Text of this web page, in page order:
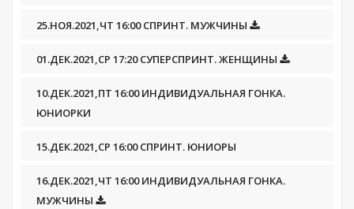
25.НОЯ.2021,ЧТ 16:00 СПРИНТ. МУЖЧИНЫ
01.ДЕК.2021,СР 17:20 СУПЕРСПРИНТ. ЖЕНЩИНЫ
10.ДЕК.2021,ПТ 16:00 ИНДИВИДУАЛЬНАЯ ГОНКА.
ЮНИОРКИ
15.ДЕК.2021,СР 16:00 СПРИНТ. ЮНИОРЫ
16.ДЕК.2021,ЧТ 16:00 ИНДИВИДУАЛЬНАЯ ГОНКА.
МУЖЧИНЫ